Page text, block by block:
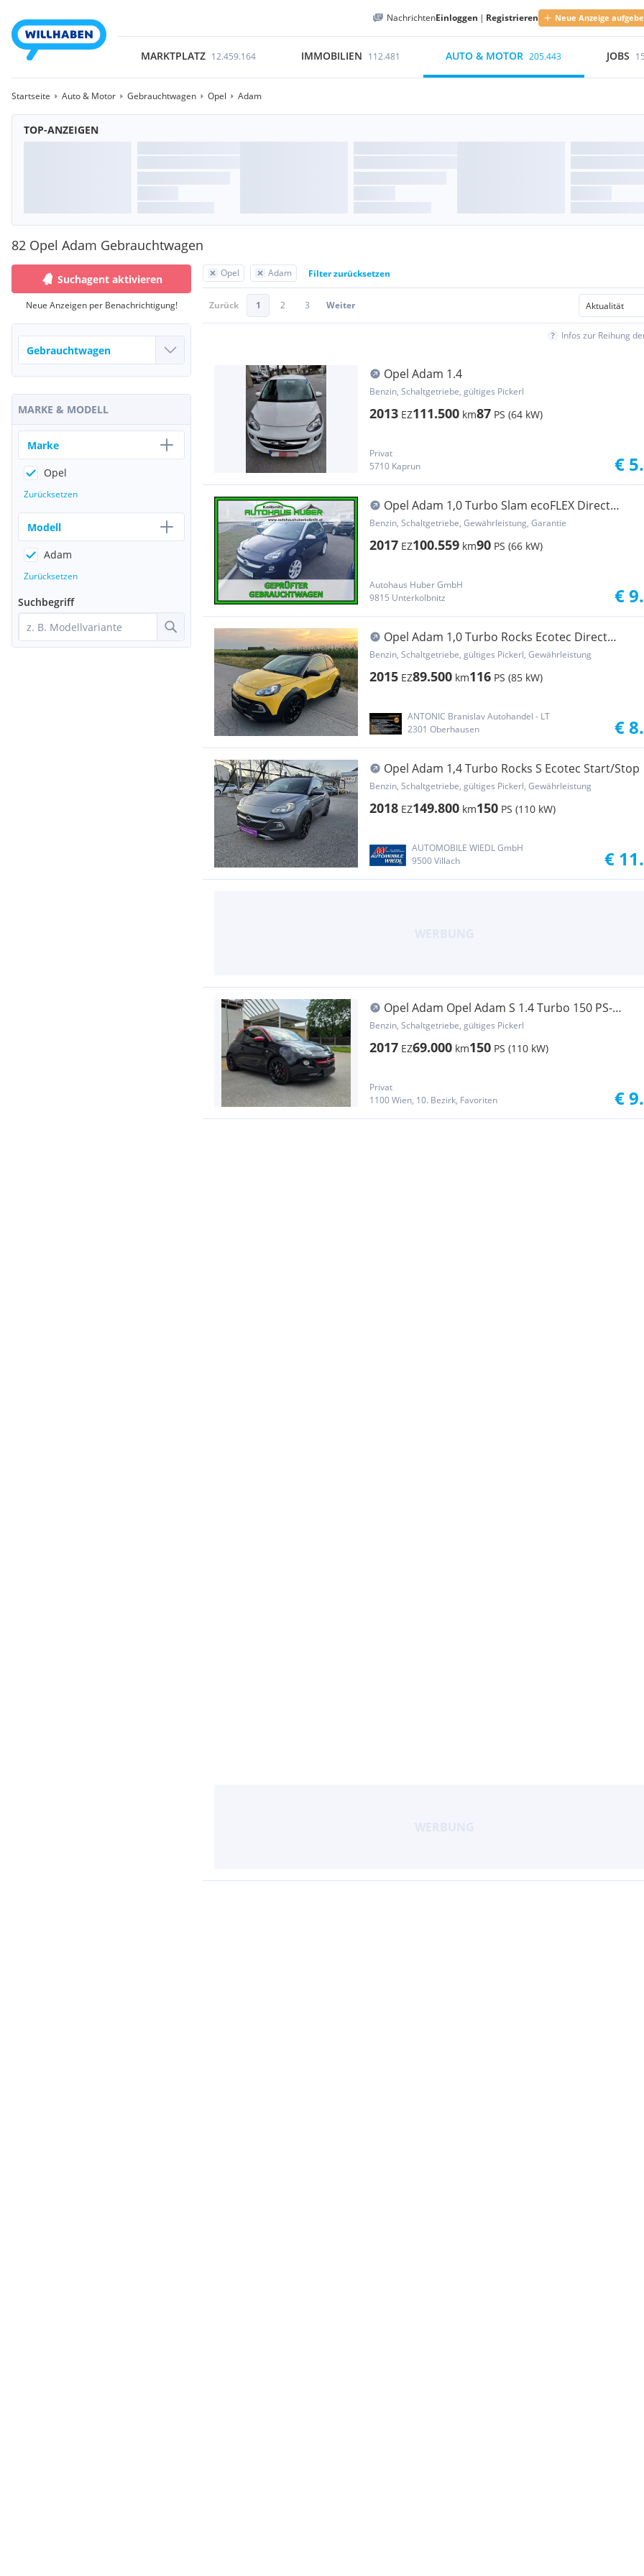
NachrichtenEinloggen | Registrieren Neue Anzeige
MARKTPLATZ 12.459.164 IMMOBILIEN 112.481 AUTO & MOTOR 205.443 JOBS
Startseite Auto & Motor Gebrauchtwagen Opel Adam
TOP-ANZEIGEN
82 Opel Adam Gebrauchtwagen
Opel Adam Filter zurücksetzen
Zurück 1 2 3 Weiter
Infos zur Reihung
Opel Adam 1.4
Benzin, Schaltgetriebe, gültiges Pickerl
2013 EZ111.500 km87 PS (64 kW)
Privat
5710 Kaprun
€
Opel Adam 1,0 Turbo Slam ecoFLEX Direct
Injection St...
Benzin, Schaltgetriebe, Gewährleistung, Garantie
2017 EZ100.559 km90 PS (66 kW)
Autohaus Huber GmbH
9815 Unterkolbnitz
€
Opel Adam 1,0 Turbo Rocks Ecotec Direct
Injection St...
Benzin, Schaltgetriebe, gültiges Pickerl, Gewährleistung
2015 EZ89.500 km116 PS (85 kW)
ANTONIC Branislav Autohandel - LT
2301 Oberhausen
€
Opel Adam 1,4 Turbo Rocks S Ecotec Start/Stop
Benzin, Schaltgetriebe, gültiges Pickerl, Gewährleistung
2018 EZ149.800 km150 PS (110 kW)
AUTOMOBILE WIEDL GmbH
9500 Villach
€
Opel Adam Opel Adam S 1.4 Turbo 150 PS-
Raritet Erstb.70tkm
Benzin, Schaltgetriebe, gültiges Pickerl
2017 EZ69.000 km150 PS (110 kW)
Privat
1100 Wien, 10. Bezirk, Favoriten
€
Suchagent aktivieren
Neue Anzeigen per Benachrichtigung!
MARKE & MODELL
Marke
Opel
Zurücksetzen
Modell
Adam
Zurücksetzen
Suchbegriff